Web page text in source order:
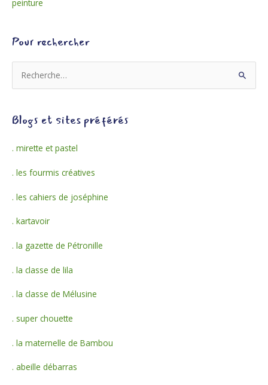
peinture
Pour rechercher
e
h
c
r
Blogs et sites préférés
. mirette et pastel
. les fourmis créatives
. les cahiers de joséphine
. kartavoir
. la gazette de Pétronille
. la classe de lila
. la classe de Mélusine
. super chouette
. la maternelle de Bambou
. abeille débarras